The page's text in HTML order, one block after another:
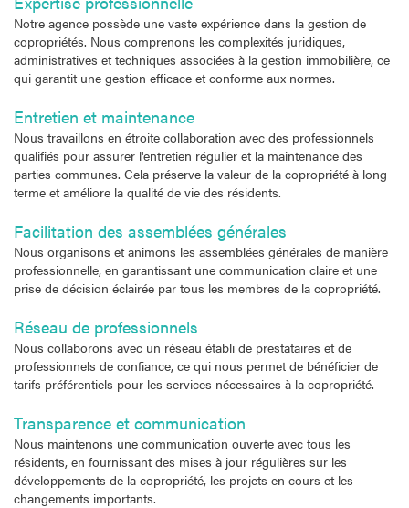
Notre agence possède une vaste expérience dans la gestion de
copropriétés. Nous comprenons les complexités juridiques,
administratives et techniques associées à la gestion immobilière, ce
qui garantit une gestion efficace et conforme aux normes.
Entretien et maintenance
Nous travaillons en étroite collaboration avec des professionnels
qualifiés pour assurer l'entretien régulier et la maintenance des
parties communes. Cela préserve la valeur de la copropriété à long
terme et améliore la qualité de vie des résidents.
Facilitation des assemblées générales
Nous organisons et animons les assemblées générales de manière
professionnelle, en garantissant une communication claire et une
prise de décision éclairée par tous les membres de la copropriété.
Réseau de professionnels
Nous collaborons avec un réseau établi de prestataires et de
professionnels de confiance, ce qui nous permet de bénéficier de
tarifs préférentiels pour les services nécessaires à la copropriété.
Transparence et communication
Nous maintenons une communication ouverte avec tous les
résidents, en fournissant des mises à jour régulières sur les
développements de la copropriété, les projets en cours et les
changements importants.